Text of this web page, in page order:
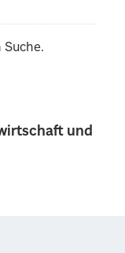
und
Suche.